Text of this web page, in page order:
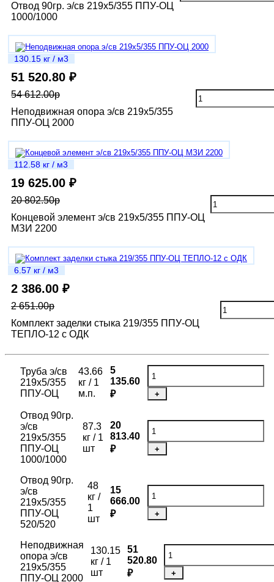
Отвод 90гр. э/св 219х5/355 ППУ-ОЦ
1000/1000
130.15 кг / м3
51 520.80 ₽
54 612.00р
Неподвижная опора э/св 219х5/355
ППУ-ОЦ 2000
112.58 кг / м3
19 625.00 ₽
20 802.50р
Концевой элемент э/св 219х5/355 ППУ-ОЦ
МЗИ 2200
6.57 кг / м3
2 386.00 ₽
2 651.00р
Комплект заделки стыка 219/355 ППУ-ОЦ
ТЕПЛО-12 с ОДК
Труба э/св
219х5/355
ППУ-ОЦ
43.66
кг / 1
м.п.
5
135.60
₽
+
Отвод 90гр.
э/св
219х5/355
ППУ-ОЦ
1000/1000
87.3
кг / 1
шт
20
813.40
₽
+
Отвод 90гр.
э/св
219х5/355
ППУ-ОЦ
520/520
48
кг /
1
шт
15
666.00
₽
+
Неподвижная
опора э/св
219х5/355
ППУ-ОЦ 2000
130.15
кг / 1
шт
51
520.80
₽
+